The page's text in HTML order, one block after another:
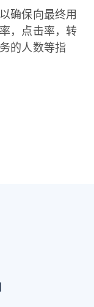
确保向最终用
，点击率，转
的人数等指